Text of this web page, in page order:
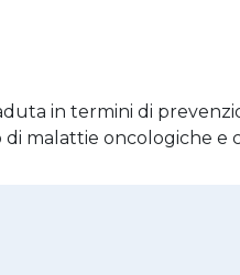
in termini di
di malattie oncologiche e